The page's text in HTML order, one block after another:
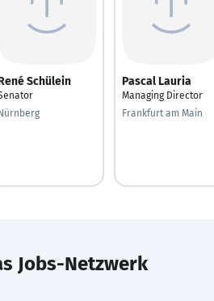
Schülein Pascal Lauria
Managing Director
Frankfurt am Main
Jobs-Netzwerk